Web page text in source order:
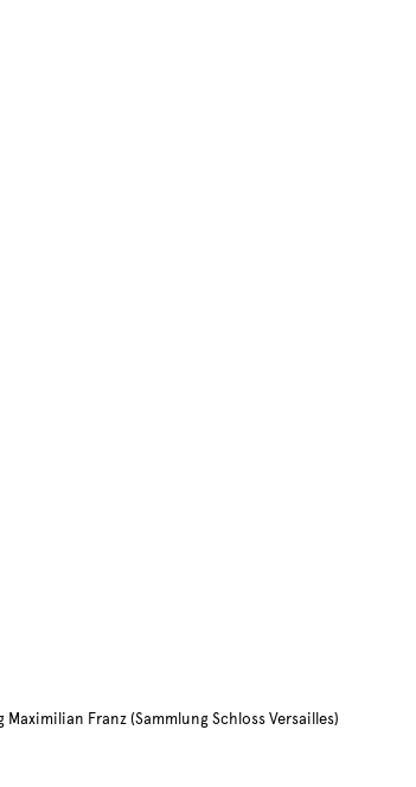
Maximilian Franz (Sammlung Schloss Versailles)